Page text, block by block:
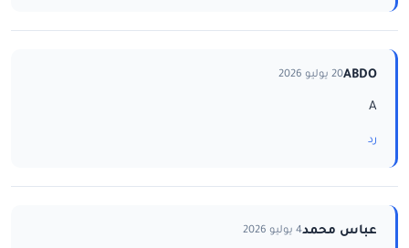
ABDO20 يوليو 2026
A
رد
عباس محمد4 يوليو 2026